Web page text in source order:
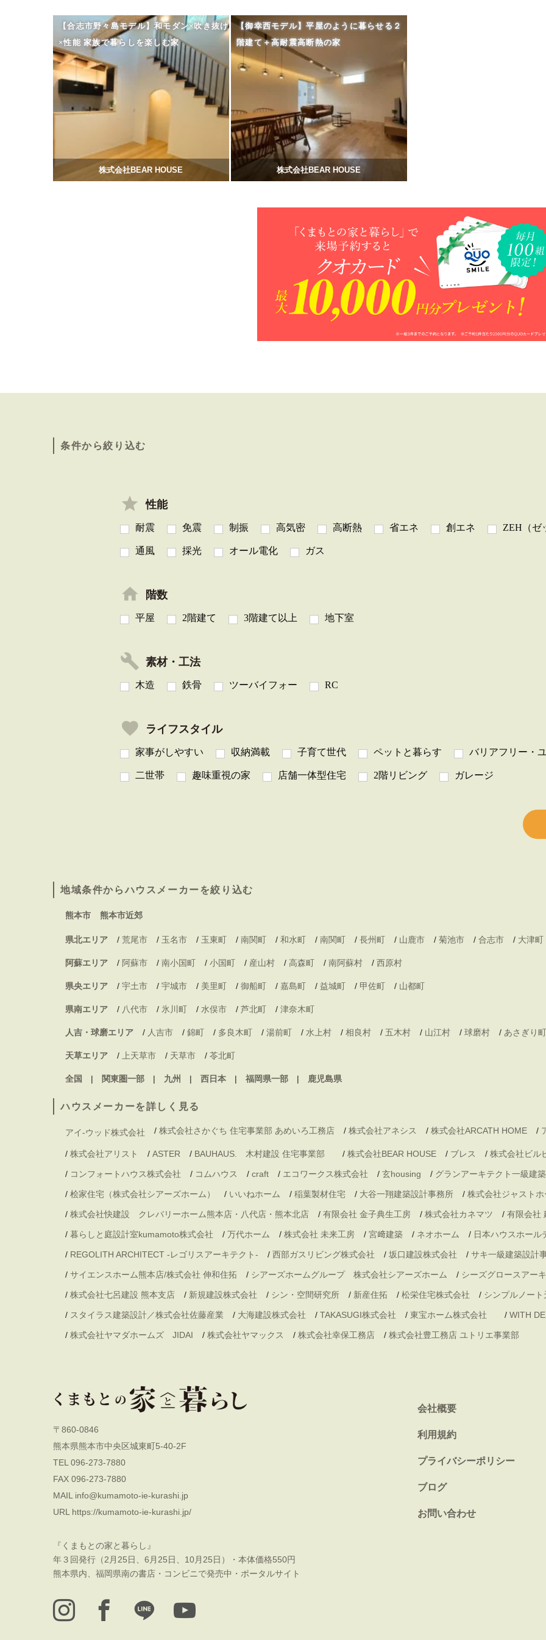
【合志市野々島モデル】和モダン×吹き抜け
×性能 家族で暮らしを楽しむ家
株式会社BEAR HOUSE
【御幸西モデル】平屋のように暮らせる２
階建て＋高耐震高断熱の家
株式会社BEAR HOUSE
条件から絞り込む
性能
耐震 免震 制振 高気密 高断熱 省エネ 創エネ ZEH（ゼ
通風 採光 オール電化 ガス
階数
平屋 2階建て 3階建て以上 地下室
素材・工法
木造 鉄骨 ツーバイフォー RC
ライフスタイル
家事がしやすい 収納満載 子育て世代 ペットと暮らす バリアフリー・
二世帯 趣味重視の家 店舗一体型住宅 2階リビング ガレージ
地域条件からハウスメーカーを絞り込む
熊本市 熊本市近郊
県北エリア / 荒尾市 / 玉名市 / 玉東町 / 南関町 / 和水町 / 南関町 / 長州町 / 山鹿市 / 菊池市 / 合志市 / 大津町
阿蘇エリア / 阿蘇市 / 南小国町 / 小国町 / 産山村 / 高森町 / 南阿蘇村 / 西原村
県央エリア / 宇土市 / 宇城市 / 美里町 / 御船町 / 嘉島町 / 益城町 / 甲佐町 / 山都町
県南エリア / 八代市 / 氷川町 / 水俣市 / 芦北町 / 津奈木町
人吉・球磨エリア / 人吉市 / 錦町 / 多良木町 / 湯前町 / 水上村 / 相良村 / 五木村 / 山江村 / 球磨村 / あさぎり町
天草エリア / 上天草市 / 天草市 / 苓北町
全国 関東圏一部 九州 西日本 福岡県一部 鹿児島県
ハウスメーカーを詳しく見る
アイ-ウッド株式会社 / 株式会社さかぐち 住宅事業部 あめいろ工務店 / 株式会社アネシス / 株式会社ARCATH HOME /
/ 株式会社アリスト / ASTER / BAUHAUS. 木村建設 住宅事業部 / 株式会社BEAR HOUSE / ブレス / 株式会社ビル
/ コンフォートハウス株式会社 / コムハウス / craft / エコワークス株式会社 / 玄housing / グランアーキテクト一級建
/ 桧家住宅（株式会社シアーズホーム） / いいねホーム / 稲葉製材住宅 / 大谷一翔建築設計事務所 / 株式会社ジャストホ
/ 株式会社快建設 クレバリーホーム熊本店・八代店・熊本北店 / 有限会社 金子典生工房 / 株式会社カネマツ / 有限会社
/ 暮らしと庭設計室kumamoto株式会社 / 万代ホーム / 株式会社 未来工房 / 宮﨑建築 / ネオホーム / 日本ハウスホール
/ REGOLITH ARCHITECT -レゴリスアーキテクト- / 西部ガスリビング株式会社 / 坂口建設株式会社 / サキ一級建築設計
/ サイエンスホーム熊本店/株式会社 伸和住拓 / シアーズホームグループ 株式会社シアーズホーム / シーズグロースアー
/ 株式会社七呂建設 熊本支店 / 新規建設株式会社 / シン・空間研究所 / 新産住拓 / 松栄住宅株式会社 / シンプルノー
/ スタイラス建築設計／株式会社佐藤産業 / 大海建設株式会社 / TAKASUGI株式会社 / 東宝ホーム株式会社 / WITH
/ 株式会社ヤマダホームズ JIDAI / 株式会社ヤマックス / 株式会社幸保工務店 / 株式会社豊工務店 ユトリエ事業部
〒860-0846
熊本県熊本市中央区城東町5-40-2F
TEL 096-273-7880
FAX 096-273-7880
MAIL info@kumamoto-ie-kurashi.jp
URL https://kumamoto-ie-kurashi.jp/
『くまもとの家と暮らし』
年３回発行（2月25日、6月25日、10月25日）・本体価格550円
熊本県内、福岡県南の書店・コンビニで発売中・ポータルサイト
会社概要
利用規約
プライバシーポリシー
ブログ
お問い合わせ